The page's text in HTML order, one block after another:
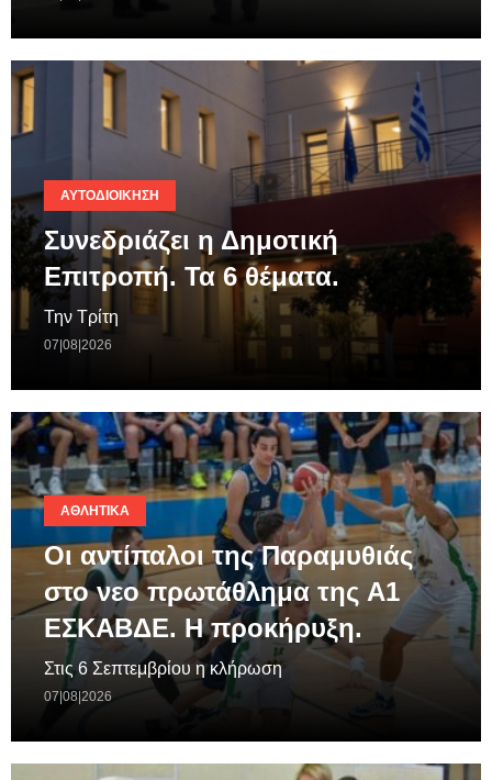
ΑΥΤΟΔΙΟΊΚΗΣΗ
Συνεδριάζει η Δημοτική
Επιτροπή. Τα 6 θέματα.
Την Τρίτη
07|08|2026
ΑΘΛΗΤΙΚΆ
Οι αντίπαλοι της Παραμυθιάς
στο νεο πρωτάθλημα της A1
ΕΣΚΑΒΔΕ. Η προκήρυξη.
Στις 6 Σεπτεμβρίου η κλήρωση
07|08|2026